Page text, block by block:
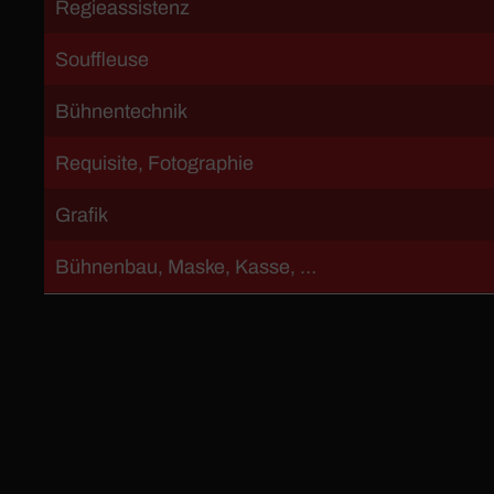
Regieassistenz
Souffleuse
Bühnentechnik
Requisite, Fotographie
Grafik
Bühnenbau, Maske, Kasse, …